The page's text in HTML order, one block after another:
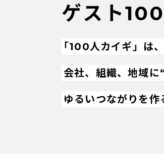
ゲスト100
「100人カイギ」は、
会社、組織、地域に
ゆるいつながりを作